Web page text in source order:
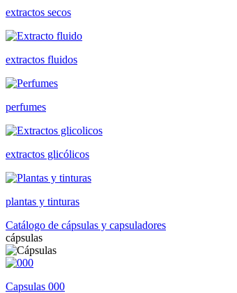
extractos secos
extractos fluidos
perfumes
extractos glicólicos
plantas y tinturas
Catálogo de cápsulas y capsuladores
cápsulas
Capsulas 000